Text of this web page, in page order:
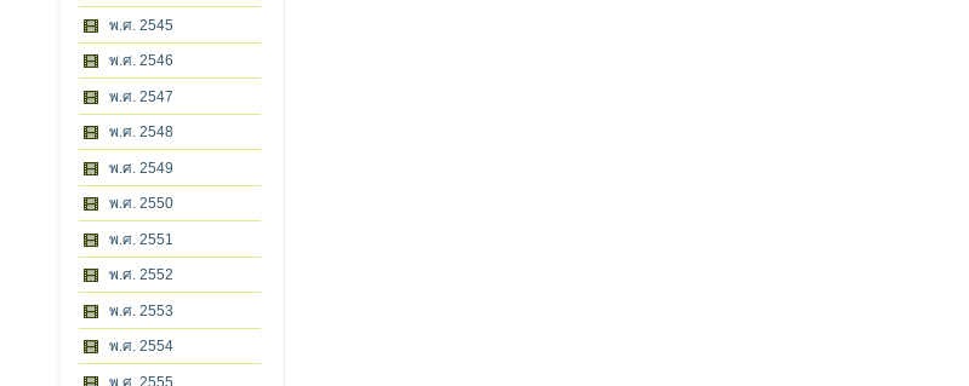
พ.ศ. 2545
พ.ศ. 2546
พ.ศ. 2547
พ.ศ. 2548
พ.ศ. 2549
พ.ศ. 2550
พ.ศ. 2551
พ.ศ. 2552
พ.ศ. 2553
พ.ศ. 2554
พ.ศ. 2555